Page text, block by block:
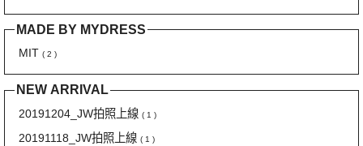
MADE BY MYDRESS
MIT ( 2 )
NEW ARRIVAL
20191204_JW拍照上線 ( 1 )
20191118_JW拍照上線 ( 1 )